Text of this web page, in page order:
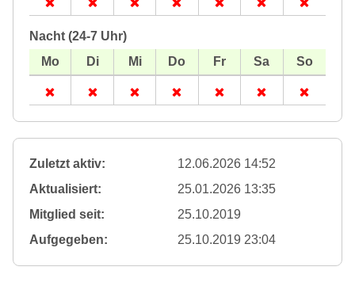
Nacht (24-7 Uhr)
Zuletzt aktiv:
12.06.2026 14:52
Aktualisiert:
25.01.2026 13:35
Mitglied seit:
25.10.2019
Aufgegeben:
25.10.2019 23:04